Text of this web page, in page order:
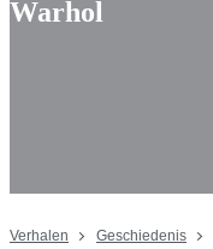
Warhol
Verhalen Geschiedenis